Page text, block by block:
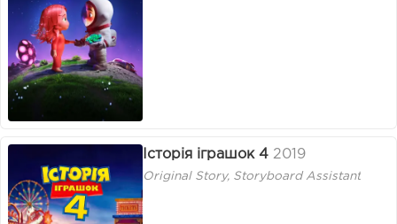
Історія іграшок 4 2019
Original Story, Storyboard Assistant